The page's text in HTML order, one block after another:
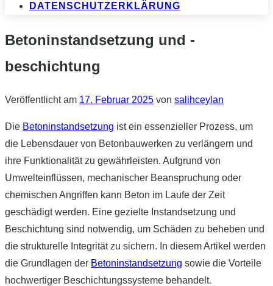
DATENSCHUTZERKLÄRUNG
Betoninstandsetzung und -
beschichtung
Veröffentlicht am 17. Februar 2025 von salihceylan
Die Betoninstandsetzung ist ein essenzieller Prozess, um
die Lebensdauer von Betonbauwerken zu verlängern und
ihre Funktionalität zu gewährleisten. Aufgrund von
Umwelteinflüssen, mechanischer Beanspruchung oder
chemischen Angriffen kann Beton im Laufe der Zeit
geschädigt werden. Eine gezielte Instandsetzung und
Beschichtung sind notwendig, um Schäden zu beheben und
die strukturelle Integrität zu sichern. In diesem Artikel werden
die Grundlagen der Betoninstandsetzung sowie die Vorteile
hochwertiger Beschichtungssysteme behandelt.